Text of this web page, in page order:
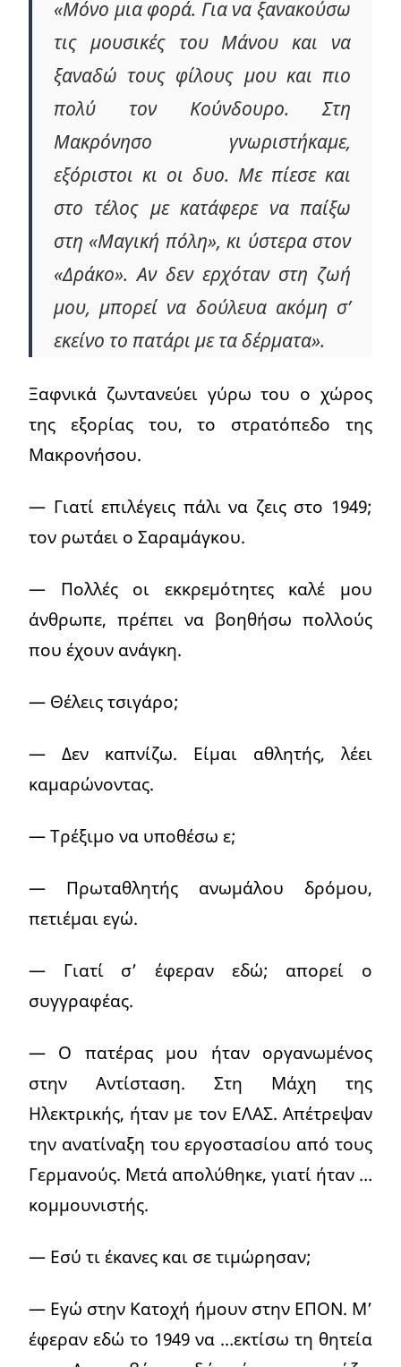
«Μόνο μια φορά. Για να ξανακούσω
τις μουσικές του Μάνου και να
ξαναδώ τους φίλους μου και πιο
πολύ τον Κούνδουρο. Στη
Μακρόνησο γνωριστήκαμε,
εξόριστοι κι οι δυο. Με πίεσε και
στο τέλος με κατάφερε να παίξω
στη «Μαγική πόλη», κι ύστερα στον
«Δράκο». Αν δεν ερχόταν στη ζωή
μου, μπορεί να δούλευα ακόμη σ’
εκείνο το πατάρι με τα δέρματα».
Ξαφνικά ζωντανεύει γύρω του ο χώρος
της εξορίας του, το στρατόπεδο της
Μακρονήσου.
— Γιατί επιλέγεις πάλι να ζεις στο 1949;
τον ρωτάει ο Σαραμάγκου.
— Πολλές οι εκκρεμότητες καλέ μου
άνθρωπε, πρέπει να βοηθήσω πολλούς
που έχουν ανάγκη.
— Θέλεις τσιγάρο;
— Δεν καπνίζω. Είμαι αθλητής, λέει
καμαρώνοντας.
— Τρέξιμο να υποθέσω ε;
— Πρωταθλητής ανωμάλου δρόμου,
πετιέμαι εγώ.
— Γιατί σ’ έφεραν εδώ; απορεί ο
συγγραφέας.
— Ο πατέρας μου ήταν οργανωμένος
στην Αντίσταση. Στη Μάχη της
Ηλεκτρικής, ήταν με τον ΕΛΑΣ. Απέτρεψαν
την ανατίναξη του εργοστασίου από τους
Γερμανούς. Μετά απολύθηκε, γιατί ήταν …
κομμουνιστής.
— Εσύ τι έκανες και σε τιμώρησαν;
— Εγώ στην Κατοχή ήμουν στην ΕΠΟΝ. Μ’
έφεραν εδώ το 1949 να …εκτίσω τη θητεία